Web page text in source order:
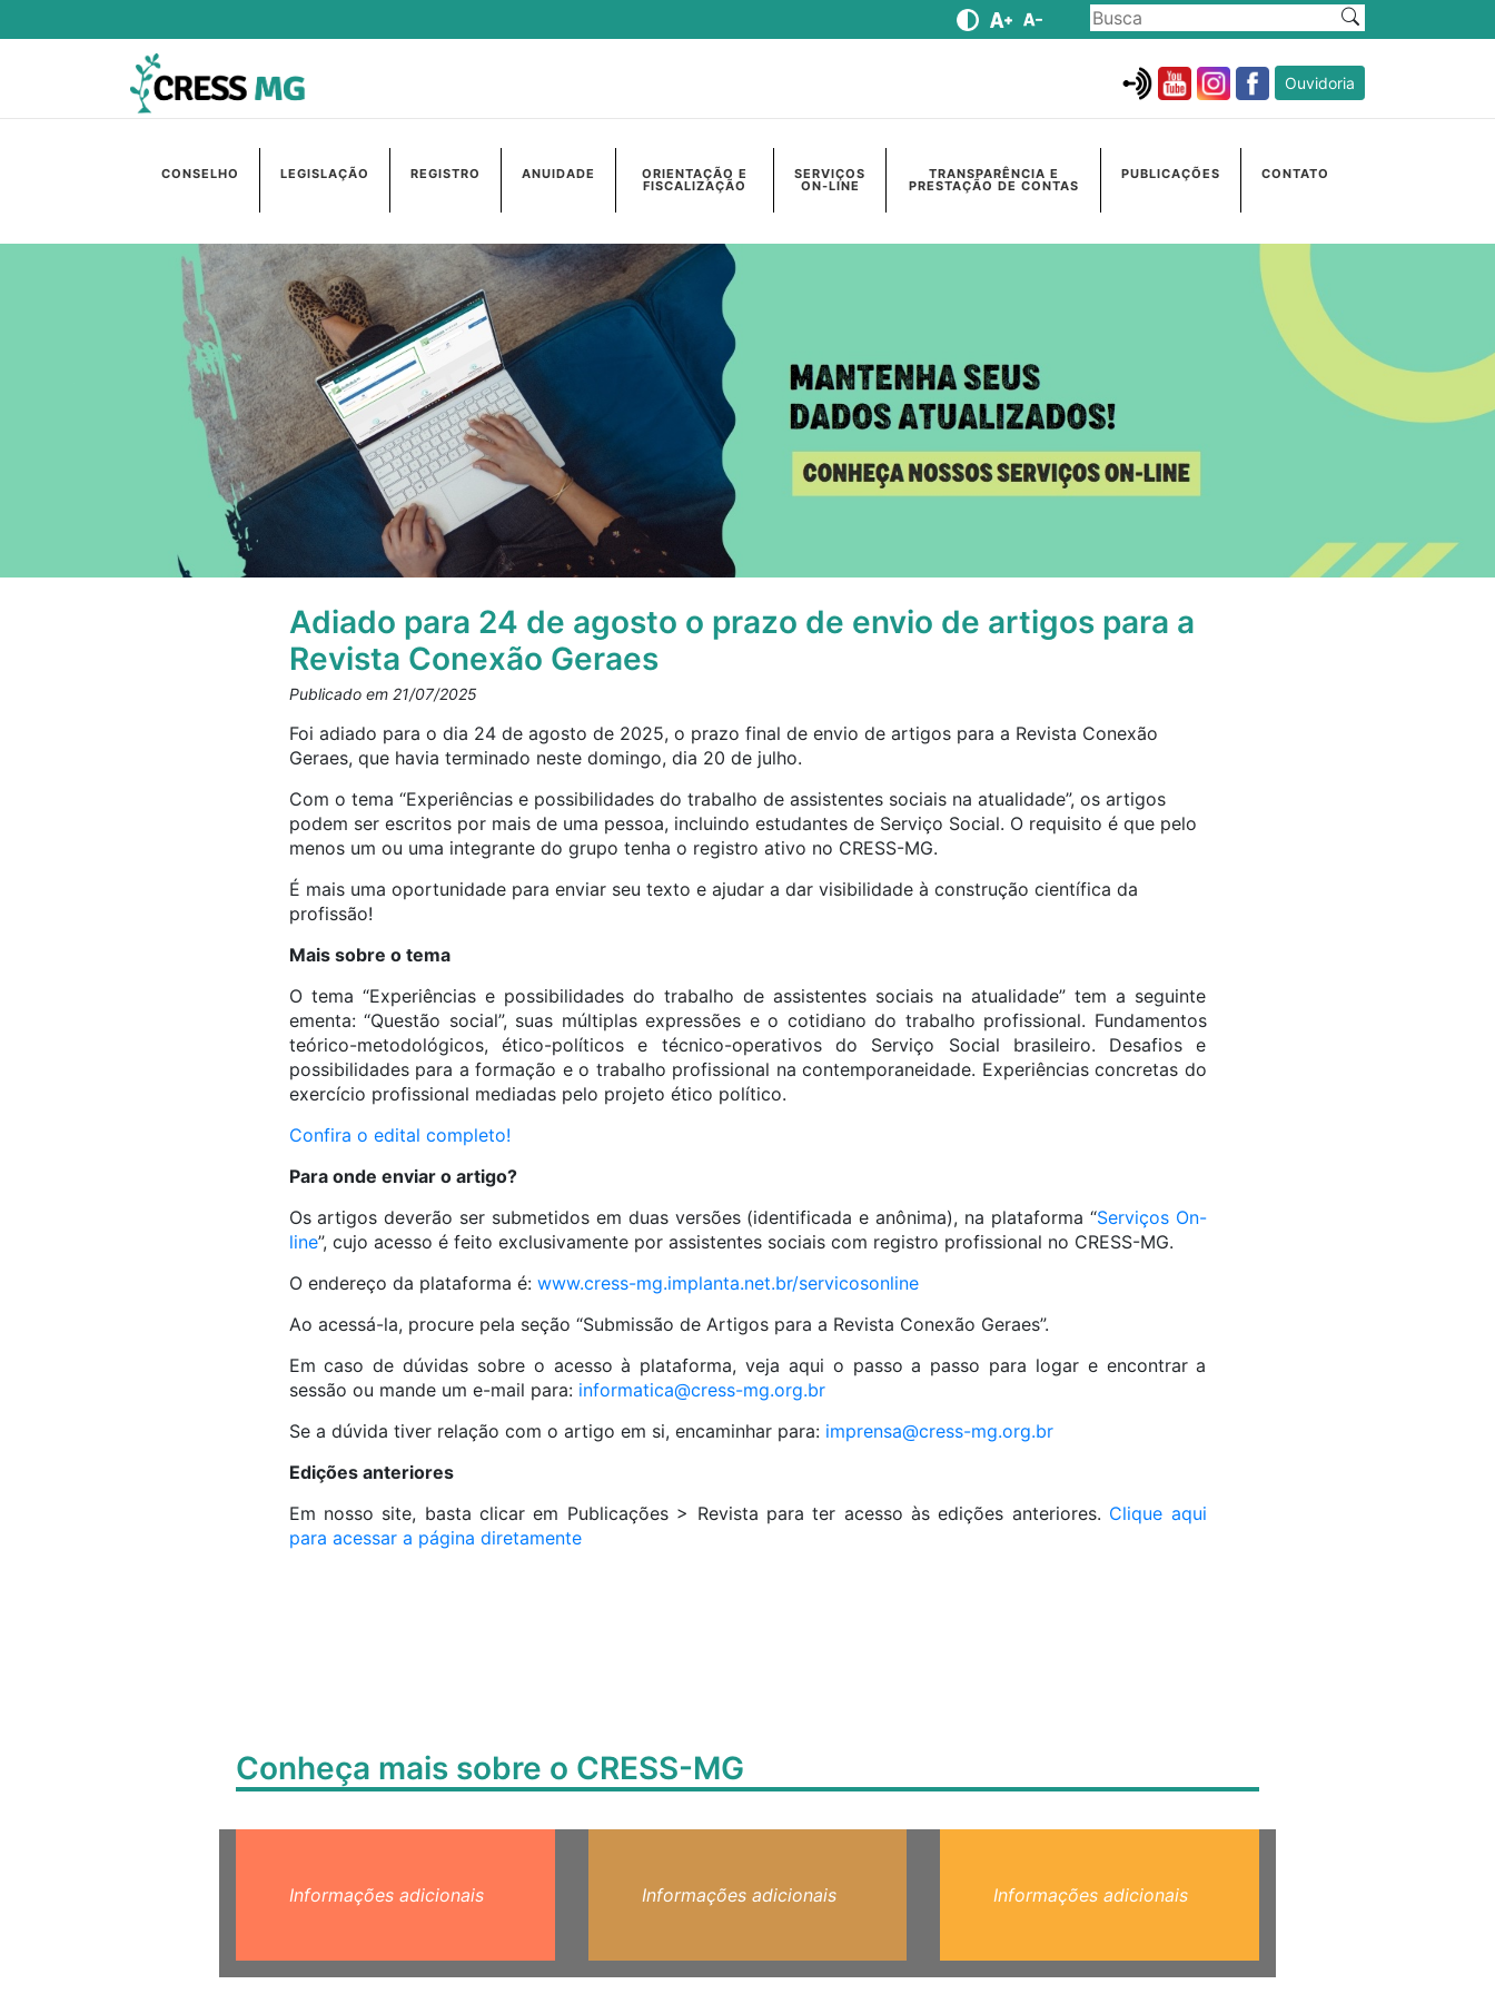
Ouvidoria
CONSELHO LEGISLAÇÃO REGISTRO ANUIDADE ORIENTAÇÃO E
FISCALIZAÇÃO
SERVIÇOS
ON-LINE
TRANSPARÊNCIA E
PRESTAÇÃO DE CONTAS
PUBLICAÇÕES CONTATO
Adiado para 24 de agosto o prazo de envio de artigos para a
Revista Conexão Geraes
Publicado em 21/07/2025
Foi adiado para o dia 24 de agosto de 2025, o prazo final de envio de artigos para a Revista Conexão
Geraes, que havia terminado neste domingo, dia 20 de julho.
Com o tema “Experiências e possibilidades do trabalho de assistentes sociais na atualidade”, os artigos
podem ser escritos por mais de uma pessoa, incluindo estudantes de Serviço Social. O requisito é que pelo
menos um ou uma integrante do grupo tenha o registro ativo no CRESS-MG.
É mais uma oportunidade para enviar seu texto e ajudar a dar visibilidade à construção científica da
profissão!
Mais sobre o tema
O tema “Experiências e possibilidades do trabalho de assistentes sociais na atualidade” tem a seguinte
ementa: “Questão social”, suas múltiplas expressões e o cotidiano do trabalho profissional. Fundamentos
teórico-metodológicos, ético-políticos e técnico-operativos do Serviço Social brasileiro. Desafios e
possibilidades para a formação e o trabalho profissional na contemporaneidade. Experiências concretas do
exercício profissional mediadas pelo projeto ético político.
Confira o edital completo!
Para onde enviar o artigo?
Os artigos deverão ser submetidos em duas versões (identificada e anônima), na plataforma “Serviços On-
line”, cujo acesso é feito exclusivamente por assistentes sociais com registro profissional no CRESS-MG.
O endereço da plataforma é: www.cress-mg.implanta.net.br/servicosonline
Ao acessá-la, procure pela seção “Submissão de Artigos para a Revista Conexão Geraes”.
Em caso de dúvidas sobre o acesso à plataforma, veja aqui o passo a passo para logar e encontrar a
sessão ou mande um e-mail para: informatica@cress-mg.org.br
Se a dúvida tiver relação com o artigo em si, encaminhar para: imprensa@cress-mg.org.br
Edições anteriores
Em nosso site, basta clicar em Publicações > Revista para ter acesso às edições anteriores. Clique aqui
para acessar a página diretamente
Conheça mais sobre o CRESS-MG
Informações adicionais Informações adicionais Informações adicionais